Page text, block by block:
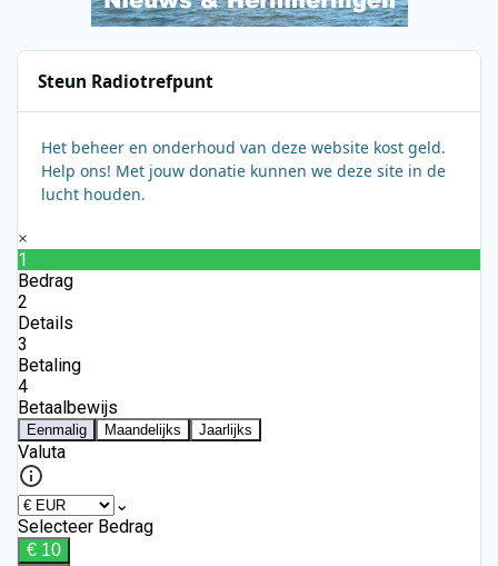
Steun Radiotrefpunt
Het beheer en onderhoud van deze website kost geld.
Help ons! Met jouw donatie kunnen we deze site in de
lucht houden.